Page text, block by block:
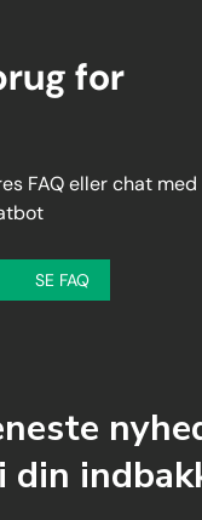
for
FAQ eller chat med
SE FAQ